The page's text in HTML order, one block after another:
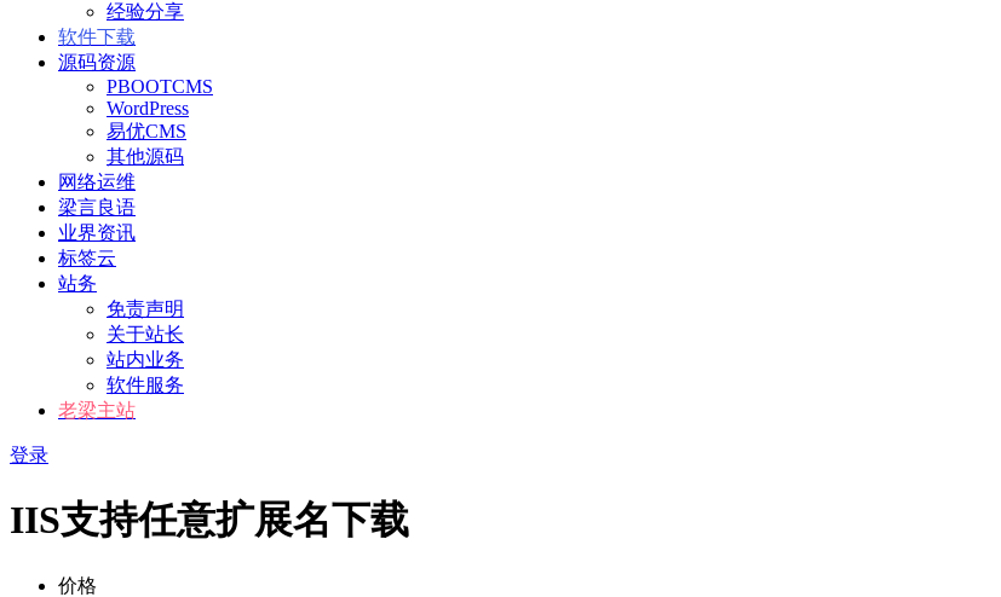
经验分享
软件下载
源码资源
PBOOTCMS
WordPress
易优CMS
其他源码
网络运维
梁言良语
业界资讯
标签云
站务
免责声明
关于站长
站内业务
软件服务
老梁主站
登录
IIS支持任意扩展名下载
价格